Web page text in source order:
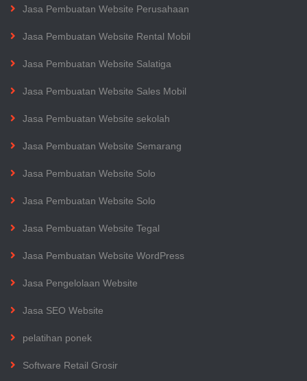
Jasa Pembuatan Website Perusahaan
Jasa Pembuatan Website Rental Mobil
Jasa Pembuatan Website Salatiga
Jasa Pembuatan Website Sales Mobil
Jasa Pembuatan Website sekolah
Jasa Pembuatan Website Semarang
Jasa Pembuatan Website Solo
Jasa Pembuatan Website Solo
Jasa Pembuatan Website Tegal
Jasa Pembuatan Website WordPress
Jasa Pengelolaan Website
Jasa SEO Website
pelatihan ponek
Software Retail Grosir